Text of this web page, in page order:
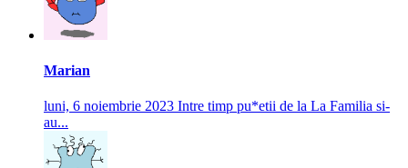
Marian
luni, 6 noiembrie 2023 Intre timp pu*etii de la La Familia si-
au...